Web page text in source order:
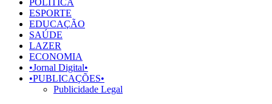
ESPORTE
EDUCAÇÃO
SAÚDE
LAZER
ECONOMIA
•Jornal Digital•
•PUBLICAÇÕES•
Publicidade Legal